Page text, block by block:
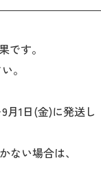
です。
。
月1日(金)に発送し
ない場合は、